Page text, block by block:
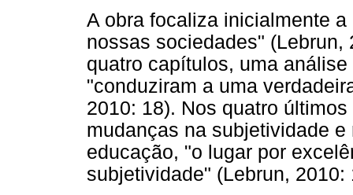
A obra focaliza inicialmente
nossas sociedades"
quatro capítulos, uma
"conduziram a uma
2010: 18). Nos quatro
mudanças na subjetividade
educação, "o lugar por
subjetividade" (Lebrun, 2010: